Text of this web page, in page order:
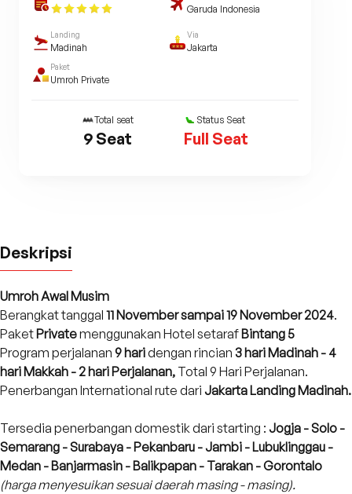
Garuda Indonesia
Landing
Madinah
Via
Jakarta
Paket
Umroh Private
Total seat
9 Seat
Status Seat
Full Seat
Deskripsi
Umroh Awal Musim
Berangkat tanggal 11 November sampai 19 November 2024.
Paket Privatemenggunakan Hotel setaraf Bintang 5
Program perjalanan 9 haridengan rincian 3 hari Madinah - 4
hari Makkah - 2 hari Perjalanan, Total 9 Hari Perjalanan.
Penerbangan International rute dari Jakarta Landing Madinah.
Tersedia penerbangan domestik dari starting : Jogja - Solo -
Semarang - Surabaya - Pekanbaru - Jambi - Lubuklinggau -
Medan - Banjarmasin - Balikpapan - Tarakan - Gorontalo
(harga menyesuikan sesuai daerah masing - masing).